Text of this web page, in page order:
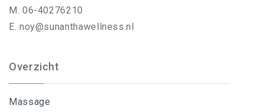
M. 06-40276210
E. noy@sunanthawellness.nl
Overzicht
Massage